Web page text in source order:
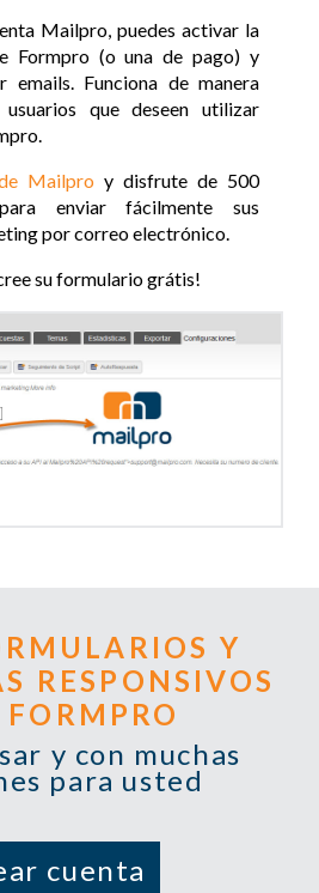
Mailpro, puedes activar la
Formpro (o una de pago) y
emails. Funciona de manera
que deseen utilizar
Mailpro y disfrute de 500
enviar fácilmente sus
por correo electrónico.
su formulario grátis!
Y
RESPONSIVOS
y con muchas
para usted
cuenta